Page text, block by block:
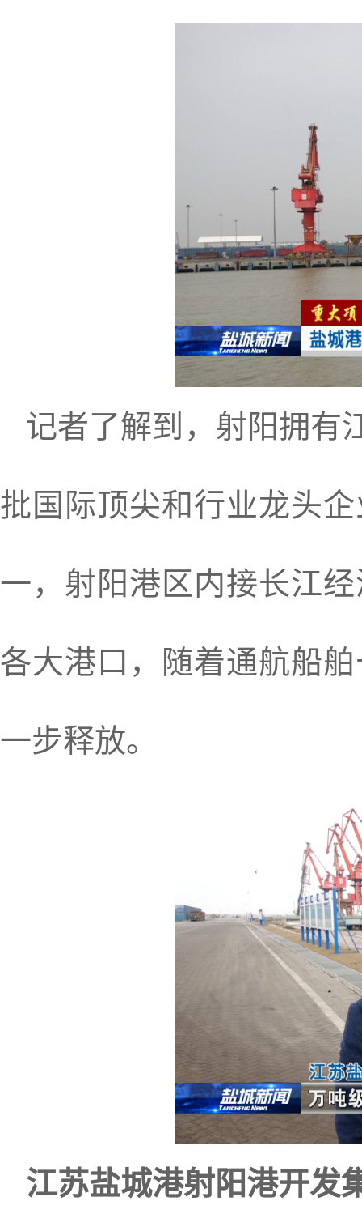
记者了解到，射阳拥有
批国际顶尖和行业龙头
一，射阳港区内接长江
各大港口，随着通航船
一步释放。
江苏盐城港射阳港开发